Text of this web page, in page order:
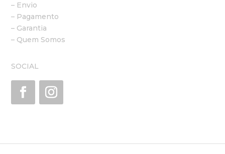
– Envio
– Pagamento
– Garantia
– Quem Somos
SOCIAL